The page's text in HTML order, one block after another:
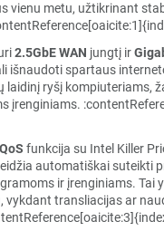
vienu metu, užtikrinant
2.5GbE WAN jungtį ir
išnaudoti spartaus
laidinį ryšį kompiuteriams,
įrenginiams.
funkcija su Intel Killer
automatiškai suteikti
ir įrenginiams. Tai
vykdant transliacijas ar